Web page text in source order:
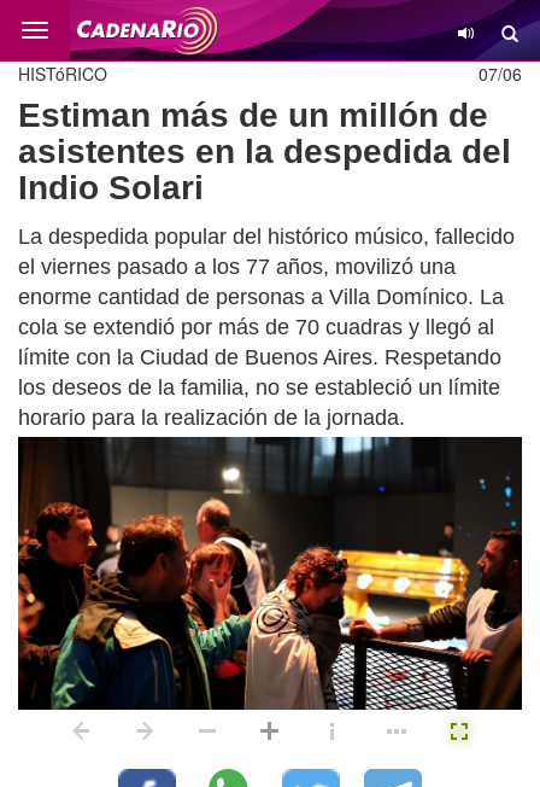
Cambio
07/06
HISTóRICO
Estiman más de un millón de
asistentes en la despedida del
Indio Solari
La despedida popular del histórico músico, fallecido
el viernes pasado a los 77 años, movilizó una
enorme cantidad de personas a Villa Domínico. La
cola se extendió por más de 70 cuadras y llegó al
límite con la Ciudad de Buenos Aires. Respetando
los deseos de la familia, no se estableció un límite
horario para la realización de la jornada.